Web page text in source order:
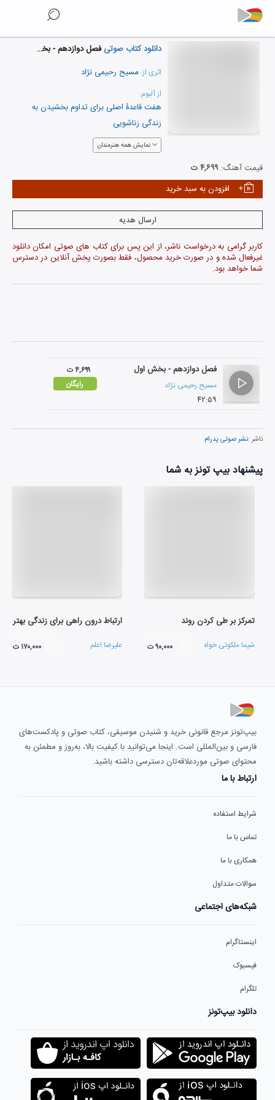
دانلود کتاب صوتیفصل دوازدهم - بخش اول
اثری از: مسیح رحیمی نژاد
از آلبوم:
هفت قاعدۀ اصلی برای تداوم بخشیدن به
زندگی زناشویی
نمایش همه هنرمندان
قیمت آهنگ: ۴,۶۹۹ ت
افزودن به سبد خرید
ارسال هدیه
کاربر گرامی به درخواست ناشر، از این پس برای کتاب های صوتی امکان دانلود
غیرفعال شده و در صورت خرید محصول، فقط بصورت پخش آنلاین در دسترس
شما خواهد بود.
فصل دوازدهم - بخش اول
مسیح رحیمی نژاد
۴۲:۵۹
۴,۶۹۹ ت
رایگان
ناشر :نشر صوتی پدرام
پیشنهاد بیپ تونز به شما
تمرکز بر طی کردن روند
شیما ملکوتی خواه ۹۰,۰۰۰ ت
ارتباط درون راهی برای زندگی بهتر
علیرضا اعلم ۱۷۰,۰۰۰ ت
بیپ‌تونز مرجع قانونی خرید و شنیدن موسیقی، کتاب صوتی و پادکست‌های
فارسی و بین‌المللی است. اینجا می‌توانید با کیفیت بالا، به‌روز و مطمئن به
محتوای صوتی موردعلاقه‌تان دسترسی داشته باشید.
ارتباط با ما
شرایط استفاده
تماس با ما
همکاری با ما
سوالات متداول
شبکه‌های اجتماعی
اینستاگرام
فیسبوک
تلگرام
دانلود بیپ‌تونز